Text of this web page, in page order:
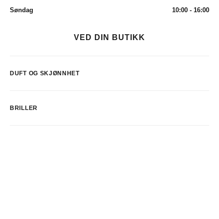
Søndag
10:00 - 16:00
VED DIN BUTIKK
DUFT OG SKJØNNHET
BRILLER